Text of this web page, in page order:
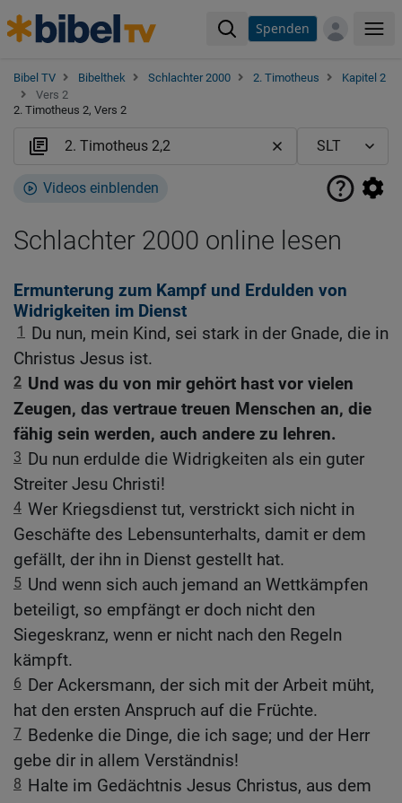
Spenden
Bibel TV Bibelthek Schlachter 2000 2. Timotheus
Kapitel 2
Vers 2
2. Timotheus 2, Vers 2
Videos einblenden
Schlachter 2000 online lesen
Ermunterung zum Kampf und Erdulden von
Widrigkeiten im Dienst
1
Du nun, mein Kind, sei stark in der Gnade, die in
Christus Jesus ist.
2 Und was du von mir gehört hast vor vielen
Zeugen, das vertraue treuen Menschen an, die
fähig sein werden, auch andere zu lehren.
3 Du nun erdulde die Widrigkeiten als ein guter
Streiter Jesu Christi!
4 Wer Kriegsdienst tut, verstrickt sich nicht in
Geschäfte des Lebensunterhalts, damit er dem
gefällt, der ihn in Dienst gestellt hat.
5 Und wenn sich auch jemand an Wettkämpfen
beteiligt, so empfängt er doch nicht den
Siegeskranz, wenn er nicht nach den Regeln
kämpft.
6 Der Ackersmann, der sich mit der Arbeit müht,
hat den ersten Anspruch auf die Früchte.
7 Bedenke die Dinge, die ich sage; und der Herr
gebe dir in allem Verständnis!
8 Halte im Gedächtnis Jesus Christus, aus dem